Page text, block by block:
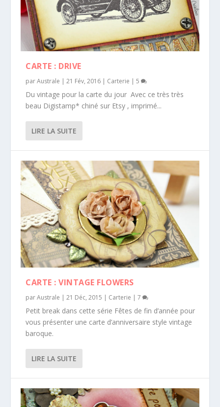
CARTE : DRIVE
parAustrale |21 Fév, 2016 | Carterie |5
Du vintage pour la carte du jour Avec ce très très
beau Digistamp* chiné sur Etsy , imprimé...
LIRE LA SUITE
CARTE : VINTAGE FLOWERS
parAustrale |21 Déc, 2015 Carterie |7
Petit break dans cette série Fêtes de fin d’année pour
vous présenter une carte d’anniversaire style vintage
baroque.
LIRE LA SUITE